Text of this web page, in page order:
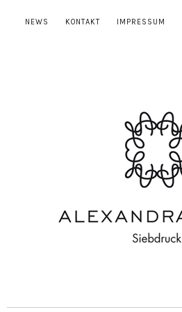
NEWS KONTAKT IMPRESSUM